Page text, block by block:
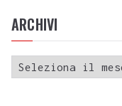
ARCHIVI